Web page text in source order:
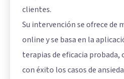
clientes.
Su intervención se ofrece de
online y se basa en la
terapias de eficacia probada,
con éxito los casos de